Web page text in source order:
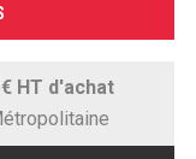
HT d'achat